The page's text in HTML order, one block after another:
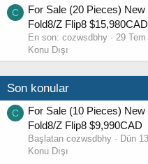
C
For Sale (20 Pieces)
Fold8/Z Flip8 $15,980CAD
En son: cozwsdbhy
29 Tem
Konu Dışı
Son konular
C
For Sale (10 Pieces)
Fold8/Z Flip8 $9,990CAD
Başlatan cozwsdbhy Dün
Konu Dışı